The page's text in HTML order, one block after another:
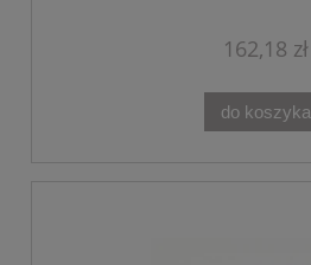
162,18 zł
do koszyka